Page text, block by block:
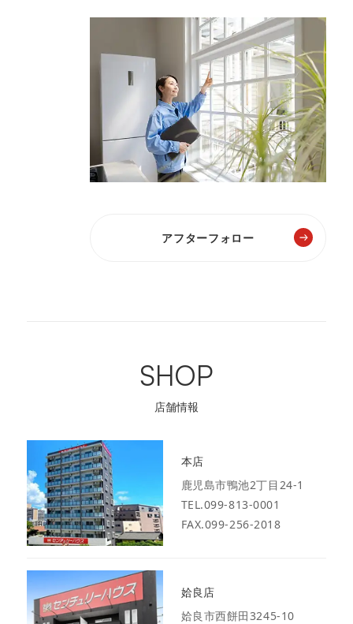
アフターフォロー
SHOP
店舗情報
本店
鹿児島市鴨池2丁目24-1
TEL.099-813-0001
FAX.099-256-2018
姶良店
姶良市西餅田3245-10